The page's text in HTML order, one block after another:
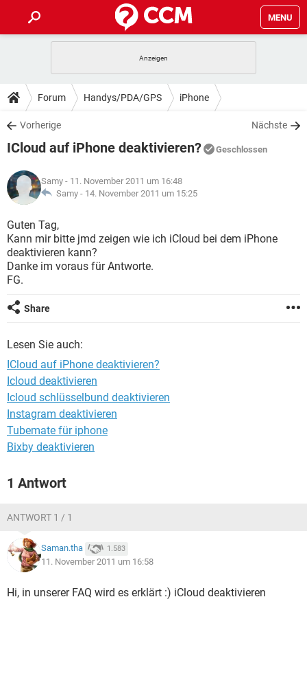
MENU
ANDROID IOS
WINDOWS 10
WHATSAPP TIKTOK
FACEBOOK
TIPPS & TRICKS
SPIELE STREAMING
WHATSAPP TIKTOK
FACEBOOK
DOWNLOADS
SPIELE STREAMING
ANDROID
WINDOWS 10 INSTAGRAM
WHATSAPP
FACEBOOK HARDWARE
SPIELE STREAMING
ANDROID
WINDOWS 10
WHATSAPP
FACEBOOK
LEXIKON
SPIELE
ANDROID IOS
WINDOWS 10
FACEBOOK
Forum Handys/PDA/GPS iPhone
Vorherige Nächste
ICloud auf iPhone deaktivieren? Geschlossen
Samy - 11. November 2011 um 16:48
Samy - 14. November 2011 um 15:25
Guten Tag,
Kann mir bitte jmd zeigen wie ich iCloud bei dem iPhone
deaktivieren kann?
Danke im voraus für Antworte.
FG.
Share
Lesen Sie auch:
ICloud auf iPhone deaktivieren?
Icloud deaktivieren
Icloud schlüsselbund deaktivieren
Instagram deaktivieren
Tubemate für iphone
Bixby deaktivieren
1 Antwort
ANTWORT 1 / 1
Saman.tha 1.583
11. November 2011 um 16:58
Hi, in unserer FAQ wird es erklärt :) iCloud deaktivieren